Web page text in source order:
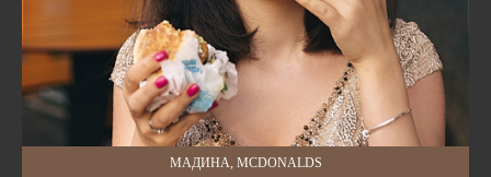
МАДИНА, MCDONALDS